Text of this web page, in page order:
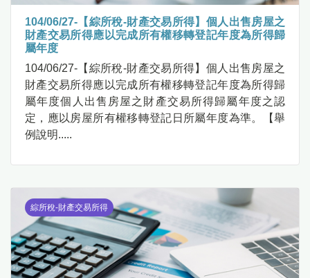
104/06/27-【綜所稅-財產交易所得】個人出售房屋之
財產交易所得應以完成所有權移轉登記年度為所得歸
屬年度
104/06/27-【綜所稅-財產交易所得】個人出售房屋之
財產交易所得應以完成所有權移轉登記年度為所得歸
屬年度個人出售房屋之財產交易所得歸屬年度之認
定，應以房屋所有權移轉登記日所屬年度為準。【舉
例說明.....
綜所稅-財產交易所得